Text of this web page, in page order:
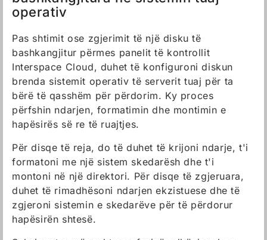
operativ
Pas shtimit ose zgjerimit të një disku të
bashkangjitur përmes panelit të kontrollit
Interspace Cloud, duhet të konfiguroni diskun
brenda sistemit operativ të serverit tuaj për ta
bërë të qasshëm për përdorim. Ky proces
përfshin ndarjen, formatimin dhe montimin e
hapësirës së re të ruajtjes.
Për disqe të reja, do të duhet të krijoni ndarje, t'i
formatoni me një sistem skedarësh dhe t'i
montoni në një direktori. Për disqe të zgjeruara,
duhet të rimadhësoni ndarjen ekzistuese dhe të
zgjeroni sistemin e skedarëve për të përdorur
hapësirën shtesë.